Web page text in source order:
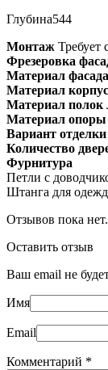
Глубина544
Монтаж Требует
Фрезеровка
Материал фасада
Материал
Материал полок
Материал опоры
Вариант отделки
Количество
Фурнитура
Петли с
Штанга для
Отзывов пока нет.
Оставить отзыв
Ваш email не
Имя
Email
Комментарий *